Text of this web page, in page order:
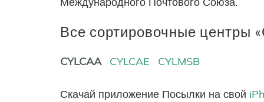
Все сортировочные центры
CYLCAA CYLCAE CYLMSB
Скачай приложение Посылки на свой